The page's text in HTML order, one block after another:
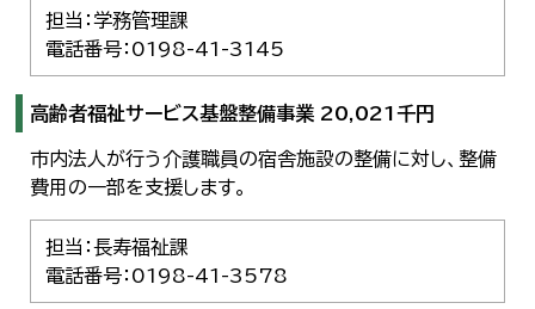
担当：学務管理課
電話番号：0198-41-3145
高齢者福祉サービス基盤整備事業 20,021千円
市内法人が行う介護職員の宿舎施設の整備に対し、整備
費用の一部を支援します。
担当：長寿福祉課
電話番号：0198-41-3578